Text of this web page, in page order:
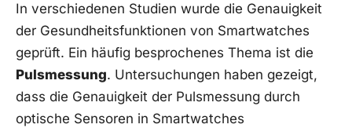
In verschiedenen Studien wurde die Genauigkeit
der Gesundheitsfunktionen von Smartwatches
geprüft. Ein ⁣häufig besprochenes Thema ist die
Pulsmessung. Untersuchungen haben gezeigt,
dass die Genauigkeit der Pulsmessung durch
optische Sensoren in Smartwatches